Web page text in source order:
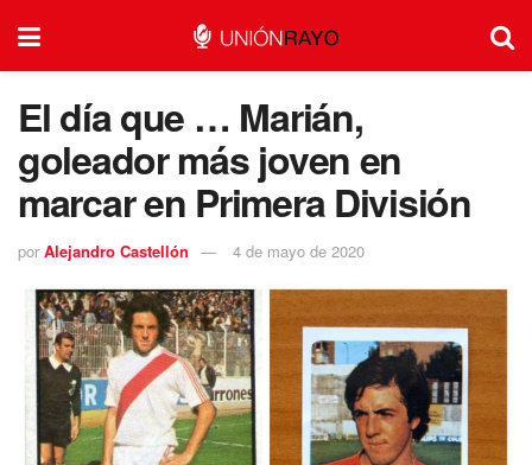
El día que … Marián,
goleador más joven en
marcar en Primera División
por Alejandro Castellón 4 de mayo de 2020